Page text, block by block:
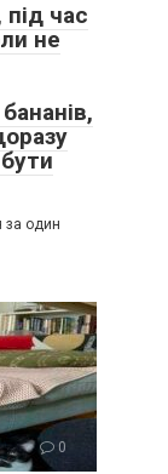
час
не
за один
0